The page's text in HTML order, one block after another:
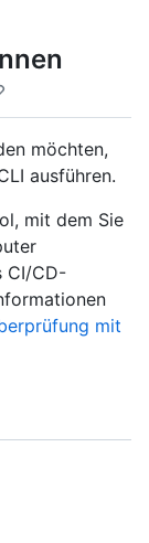
möchten,
ausführen.
mit dem Sie
CI/CD-
mit